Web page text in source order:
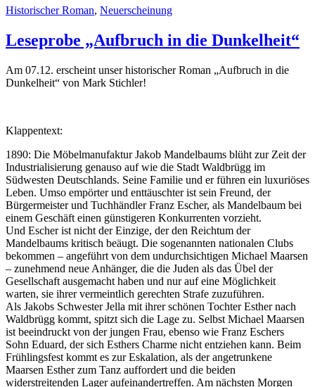
Historischer Roman, Neuerscheinung
Leseprobe „Aufbruch in die Dunkelheit“
Am 07.12. erscheint unser historischer Roman „Aufbruch in die
Dunkelheit“ von Mark Stichler!
Klappentext:
1890: Die Möbelmanufaktur Jakob Mandelbaums blüht zur Zeit der
Industrialisierung genauso auf wie die Stadt Waldbrügg im
Südwesten Deutschlands. Seine Familie und er führen ein luxuriöses
Leben. Umso empörter und enttäuschter ist sein Freund, der
Bürgermeister und Tuchhändler Franz Escher, als Mandelbaum bei
einem Geschäft einen günstigeren Konkurrenten vorzieht.
Und Escher ist nicht der Einzige, der den Reichtum der
Mandelbaums kritisch beäugt. Die sogenannten nationalen Clubs
bekommen – angeführt von dem undurchsichtigen Michael Maarsen
– zunehmend neue Anhänger, die die Juden als das Übel der
Gesellschaft ausgemacht haben und nur auf eine Möglichkeit
warten, sie ihrer vermeintlich gerechten Strafe zuzuführen.
Als Jakobs Schwester Jella mit ihrer schönen Tochter Esther nach
Waldbrügg kommt, spitzt sich die Lage zu. Selbst Michael Maarsen
ist beeindruckt von der jungen Frau, ebenso wie Franz Eschers
Sohn Eduard, der sich Esthers Charme nicht entziehen kann. Beim
Frühlingsfest kommt es zur Eskalation, als der angetrunkene
Maarsen Esther zum Tanz auffordert und die beiden
widerstreitenden Lager aufeinandertreffen. Am nächsten Morgen